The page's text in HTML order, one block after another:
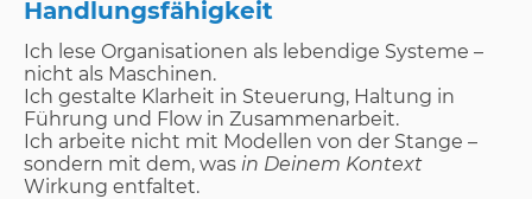
Handlungsfähigkeit
Ich lese Organisationen als lebendige Systeme –
nicht als Maschinen.
Ich gestalte Klarheit in Steuerung, Haltung in
Führung und Flow in Zusammenarbeit.
Ich arbeite nicht mit Modellen von der Stange –
sondern mit dem, was in Deinem Kontext
Wirkung entfaltet.